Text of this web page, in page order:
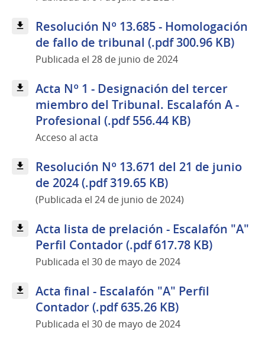
Resolución Nº 13.685 - Homologación
de fallo de tribunal (.pdf 300.96 KB)
Publicada el 28 de junio de 2024
Acta Nº 1 - Designación del tercer
miembro del Tribunal. Escalafón A -
Profesional (.pdf 556.44 KB)
Acceso al acta
Resolución Nº 13.671 del 21 de junio
de 2024 (.pdf 319.65 KB)
(Publicada el 24 de junio de 2024)
Acta lista de prelación - Escalafón "A"
Perfil Contador (.pdf 617.78 KB)
Publicada el 30 de mayo de 2024
Acta final - Escalafón "A" Perfil
Contador (.pdf 635.26 KB)
Publicada el 30 de mayo de 2024